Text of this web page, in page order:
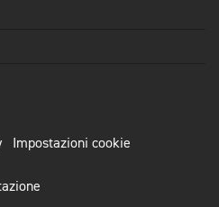
Impostazioni cookie